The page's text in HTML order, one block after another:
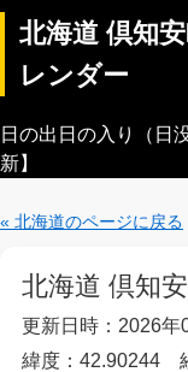
北海道 倶知
レンダー
日の出日の入り（日
新】
« 北海道のページに戻る
北海道 倶知
更新日時：2026年
緯度：42.90244